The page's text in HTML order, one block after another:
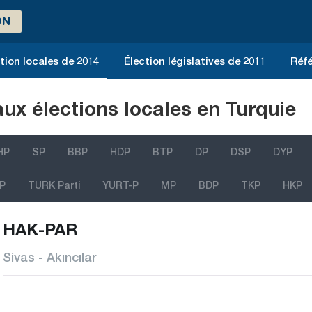
locales de 2014 Élection législatives de 2011
élections locales en Turquie
SP BBP HDP BTP DP DSP DYP
TURK Parti YURT-P MP BDP TKP HKP
HAK-PAR
Sivas - Akıncılar